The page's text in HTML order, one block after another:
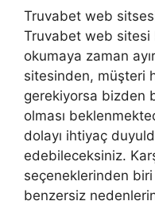
Truvabet web
Truvabet web sitesi
okumaya zaman
sitesinden, müşteri
gerekiyorsa bizden
olması
dolayı ihtiyaç
edebileceksiniz.
seçeneklerinden
benzersiz